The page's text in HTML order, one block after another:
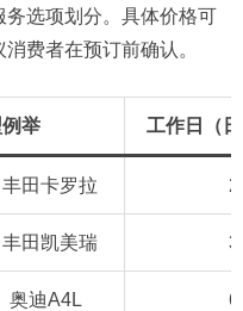
务选项划分。具体价格可
费者在预订前确认。
举 工作日（
田卡罗拉
田凯美瑞
奥迪A4L